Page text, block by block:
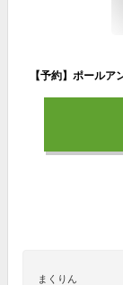
まくりん